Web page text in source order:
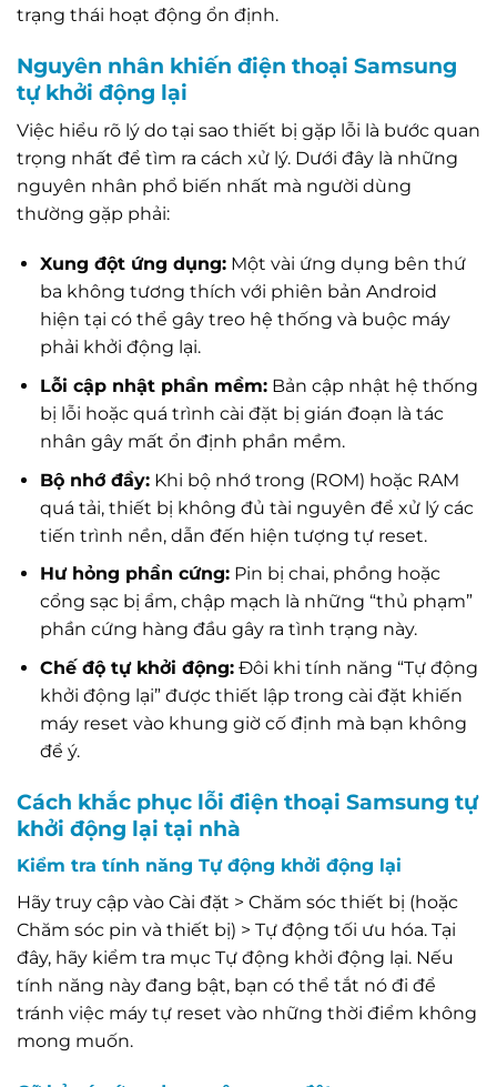
trạng thái hoạt động ổn định.
Nguyên nhân khiến điện thoại Samsung
tự khởi động lại
Việc hiểu rõ lý do tại sao thiết bị gặp lỗi là bước quan
trọng nhất để tìm ra cách xử lý. Dưới đây là những
nguyên nhân phổ biến nhất mà người dùng
thường gặp phải:
Xung đột ứng dụng:Một vài ứng dụng bên thứ
ba không tương thích với phiên bản Android
hiện tại có thể gây treo hệ thống và buộc máy
phải khởi động lại.
Lỗi cập nhật phần mềm:Bản cập nhật hệ thống
bị lỗi hoặc quá trình cài đặt bị gián đoạn là tác
nhân gây mất ổn định phần mềm.
Bộ nhớ đầy:Khi bộ nhớ trong (ROM) hoặc RAM
quá tải, thiết bị không đủ tài nguyên để xử lý các
tiến trình nền, dẫn đến hiện tượng tự reset.
Hư hỏng phần cứng:Pin bị chai, phồng hoặc
cổng sạc bị ẩm, chập mạch là những “thủ phạm”
phần cứng hàng đầu gây ra tình trạng này.
Chế độ tự khởi động:Đôi khi tính năng “Tự động
khởi động lại” được thiết lập trong cài đặt khiến
máy reset vào khung giờ cố định mà bạn không
để ý.
Cách khắc phục lỗi điện thoại Samsung tự
khởi động lại tại nhà
Kiểm tra tính năng Tự động khởi động lại
Hãy truy cập vào Cài đặt > Chăm sóc thiết bị (hoặc
Chăm sóc pin và thiết bị) > Tự động tối ưu hóa. Tại
đây, hãy kiểm tra mục Tự động khởi động lại. Nếu
tính năng này đang bật, bạn có thể tắt nó đi để
tránh việc máy tự reset vào những thời điểm không
mong muốn.